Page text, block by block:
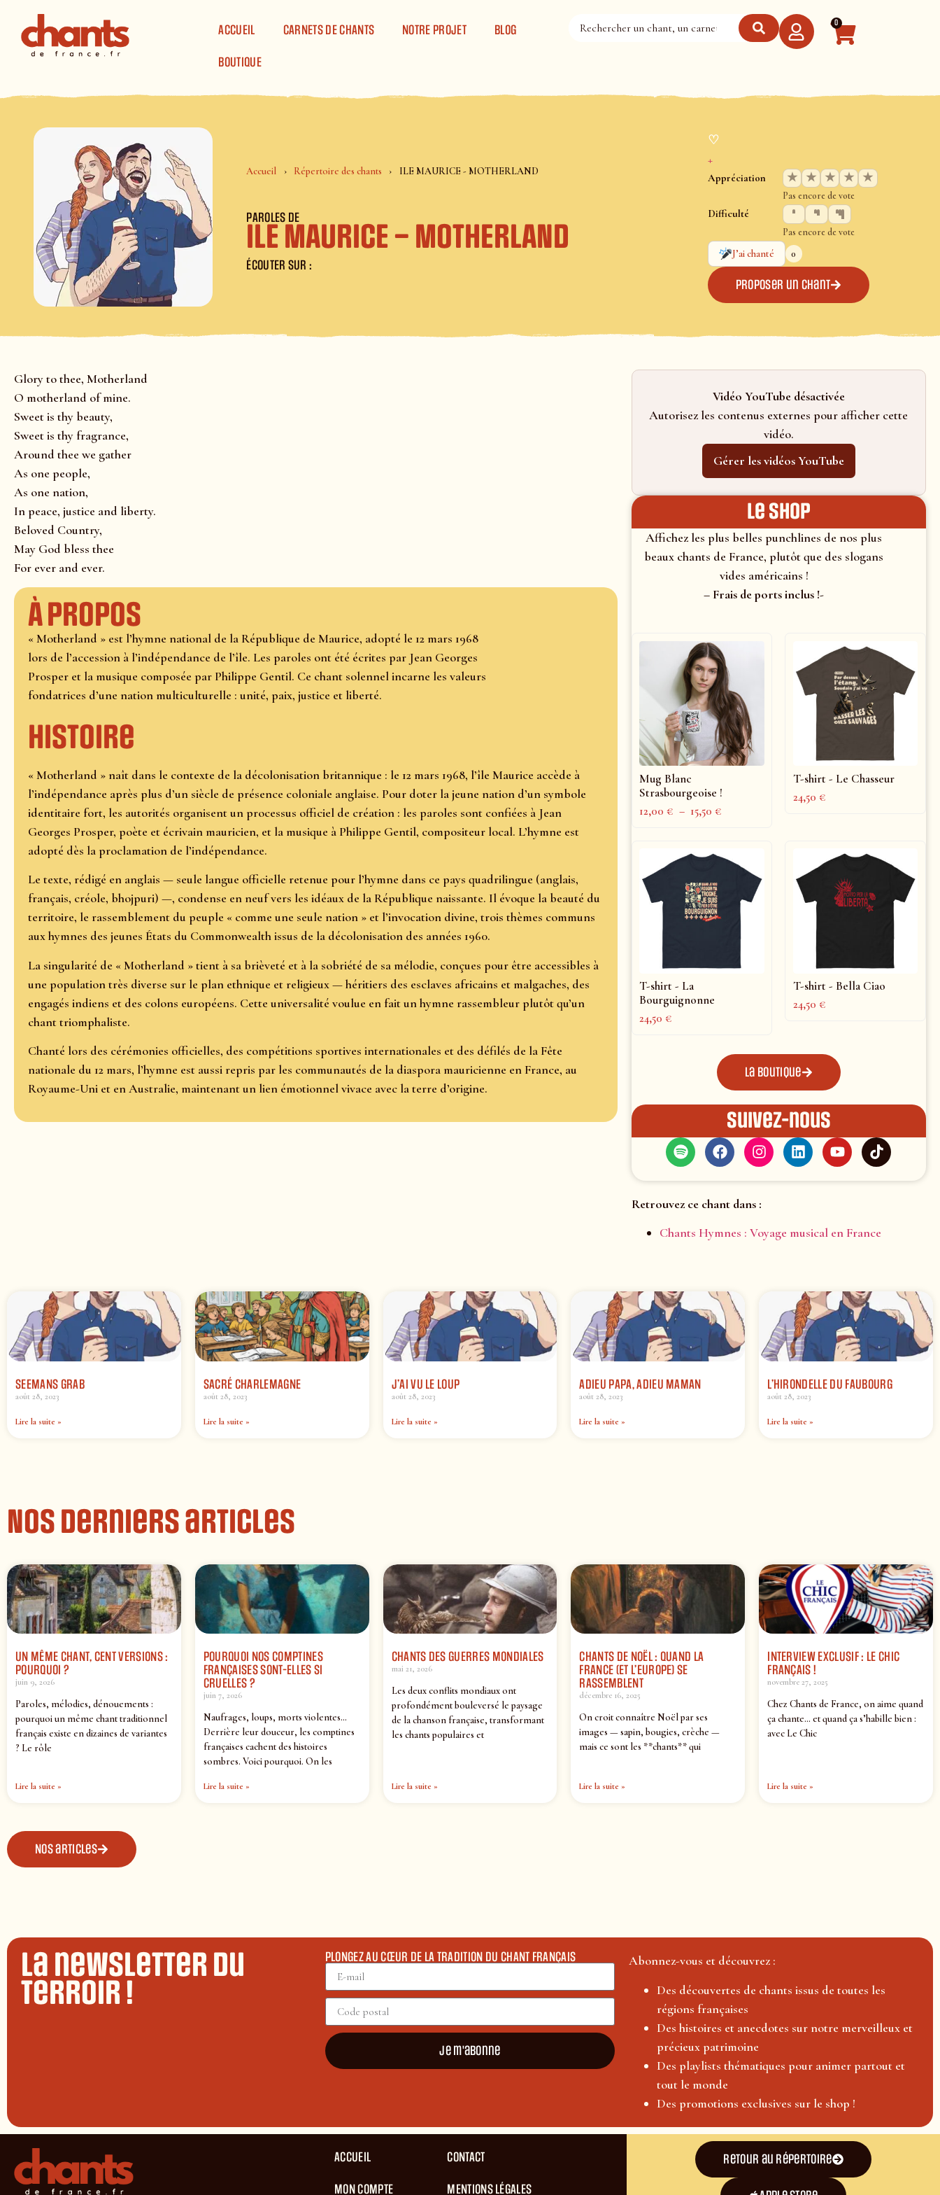
ACCUEIL
CARNETS DE CHANTS NOTRE PROJET BLOG
BOUTIQUE
0
Accueil Répertoire des chants ILE MAURICE - MOTHERLAND
PAROLES DE
ILE MAURICE – MOTHERLAND
ÉCOUTER SUR :
♡
+
Appréciation ★ ★ ★ ★ ★
Pas encore de vote
Difficulté
Pas encore de vote
J’ai chanté
0
Proposer un chant
Glory to thee, Motherland
O motherland of mine.
Sweet is thy beauty,
Sweet is thy fragrance,
Around thee we gather
As one people,
As one nation,
In peace, justice and liberty.
Beloved Country,
May God bless thee
For ever and ever.
À propos
« Motherland » est l’hymne national de la République de Maurice, adopté le 12 mars 1968
lors de l’accession à l’indépendance de l’île. Les paroles ont été écrites par Jean Georges
Prosper et la musique composée par Philippe Gentil. Ce chant solennel incarne les valeurs
fondatrices d’une nation multiculturelle : unité, paix, justice et liberté.
Histoire
« Motherland » naît dans le contexte de la décolonisation britannique : le 12 mars 1968, l’île Maurice accède à
l’indépendance après plus d’un siècle de présence coloniale anglaise. Pour doter la jeune nation d’un symbole
identitaire fort, les autorités organisent un processus officiel de création : les paroles sont confiées à Jean
Georges Prosper, poète et écrivain mauricien, et la musique à Philippe Gentil, compositeur local. L’hymne est
adopté dès la proclamation de l’indépendance.
Le texte, rédigé en anglais — seule langue officielle retenue pour l’hymne dans ce pays quadrilingue (anglais,
français, créole, bhojpuri) —, condense en neuf vers les idéaux de la République naissante. Il évoque la beauté du
territoire, le rassemblement du peuple « comme une seule nation » et l’invocation divine, trois thèmes communs
aux hymnes des jeunes États du Commonwealth issus de la décolonisation des années 1960.
La singularité de « Motherland » tient à sa brièveté et à la sobriété de sa mélodie, conçues pour être accessibles à
une population très diverse sur le plan ethnique et religieux — héritiers des esclaves africains et malgaches, des
engagés indiens et des colons européens. Cette universalité voulue en fait un hymne rassembleur plutôt qu’un
chant triomphaliste.
Chanté lors des cérémonies officielles, des compétitions sportives internationales et des défilés de la Fête
nationale du 12 mars, l’hymne est aussi repris par les communautés de la diaspora mauricienne en France, au
Royaume-Uni et en Australie, maintenant un lien émotionnel vivace avec la terre d’origine.
Vidéo YouTube désactivée
Autorisez les contenus externes pour afficher cette
vidéo.
Gérer les vidéos YouTube
le shop
Affichez les plus belles punchlines de nos plus
beaux chants de France, plutôt que des slogans
vides américains !
– Frais de ports inclus !-
Mug Blanc
Strasbourgeoise !
12,00€ – 15,50€
T-shirt - Le Chasseur
24,50€
T-shirt - La
Bourguignonne
24,50€
T-shirt - Bella Ciao
24,50€
La boutique
Suivez-nous
Retrouvez ce chant dans :
Chants Hymnes : Voyage musical en France
SEEMANS GRAB
août 28, 2023
Lire la suite »
SACRÉ CHARLEMAGNE
août 28, 2023
Lire la suite »
J’AI VU LE LOUP
août 28, 2023
Lire la suite »
ADIEU PAPA, ADIEU MAMAN
août 28, 2023
Lire la suite »
L’HIRONDELLE DU FAUBOURG
août 28, 2023
Lire la suite »
Nos derniers articles
UN MÊME CHANT, CENT VERSIONS :
POURQUOI ?
juin 9, 2026
Paroles, mélodies, dénouements :
pourquoi un même chant traditionnel
français existe en dizaines de variantes
? Le rôle
Lire la suite »
POURQUOI NOS COMPTINES
FRANÇAISES SONT-ELLES SI
CRUELLES ?
juin 7, 2026
Naufrages, loups, morts violentes…
Derrière leur douceur, les comptines
françaises cachent des histoires
sombres. Voici pourquoi. On les
Lire la suite »
CHANTS DES GUERRES MONDIALES
mai 21, 2026
Les deux conflits mondiaux ont
profondément bouleversé le paysage
de la chanson française, transformant
les chants populaires et
Lire la suite »
CHANTS DE NOËL : QUAND LA
FRANCE (ET L’EUROPE) SE
RASSEMBLENT
décembre 16, 2025
On croit connaître Noël par ses
images — sapin, bougies, crèche —
mais ce sont les **chants** qui
Lire la suite »
INTERVIEW EXCLUSIF : LE CHIC
FRANÇAIS !
novembre 27, 2025
Chez Chants de France, on aime quand
ça chante… et quand ça s’habille bien :
avec Le Chic
Lire la suite »
Nos articles
La newsletter du
terroir !
PLONGEZ AU CŒUR DE LA TRADITION DU CHANT FRANÇAIS
Je m'abonne
Abonnez-vous et découvrez :
Des découvertes de chants issus de toutes les
régions françaises
Des histoires et anecdotes sur notre merveilleux et
précieux patrimoine
Des playlists thématiques pour animer partout et
tout le monde
Des promotions exclusives sur le shop !
ACCUEIL
MON COMPTE
CONTACT
MENTIONS LÉGALES
Retour au répertoire